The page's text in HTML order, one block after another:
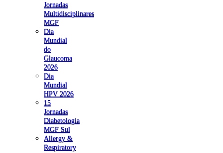
Jornadas
Multidisciplinares
MGF
Dia
Mundial
do
Glaucoma
2026
Dia
Mundial
HPV 2026
15
Jornadas
Diabetologia
MGF Sul
Allergy &
Respiratory